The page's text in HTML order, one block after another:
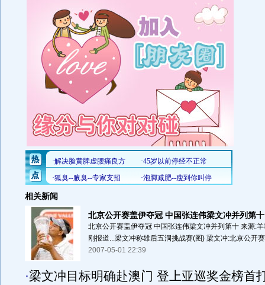
相关新闻
北京公开赛盖伊夺冠 中国张连伟梁文冲并列第十
北京公开赛盖伊夺冠 中国张连伟梁文冲并列第十 来源:
刚报道...梁文冲称雄后五洞挑战赛(图) 梁文冲:北京公开
2007-05-01 22:39
·梁文冲目标明确赴澳门 登上亚巡奖金榜首